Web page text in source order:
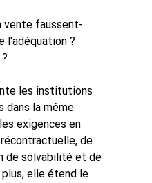
vente faussent-
l'adéquation ?
les institutions
dans la même
exigences en
de
de solvabilité et de
elle étend le